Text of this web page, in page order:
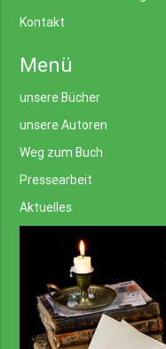
Kontakt
Menü
unsere Bücher
unsere Autoren
Weg zum Buch
Pressearbeit
Aktuelles